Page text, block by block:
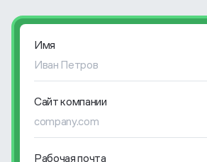
Имя
Сайт компании
Рабочая почта